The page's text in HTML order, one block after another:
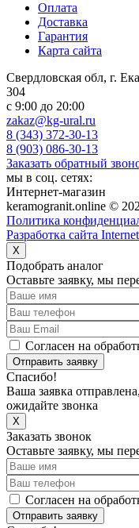
Оплата
Доставка
Гарантия
Карта сайта
Свердловская обл, г.
304
c 9:00 до 20:00
zakaz@kg-ural.ru
8 (343) 372-30-13
8 (903) 086-30-13
Заказать обратный
мы в соц. сетях:
Интернет-магазин
keramogranit.online ©
Политика
Разработка сайта
X
Подобрать аналог
Оставьте заявку, мы
Согласен на
Отправить заявку
Спасибо!
Ваша заявка отправлена,
ожидайте звонка
X
Заказать звонок
Оставьте заявку, мы
Согласен на
Отправить заявку